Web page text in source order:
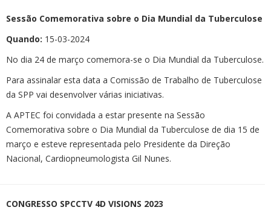
Sessão Comemorativa sobre o Dia Mundial da Tuberculose
Quando: 15-03-2024
No dia 24 de março comemora-se o Dia Mundial da Tuberculose.
Para assinalar esta data a Comissão de Trabalho de Tuberculose
da SPP vai desenvolver várias iniciativas.
A APTEC foi convidada a estar presente na Sessão
Comemorativa sobre o Dia Mundial da Tuberculose de dia 15 de
março e esteve representada pelo Presidente da Direção
Nacional, Cardiopneumologista Gil Nunes.
CONGRESSO SPCCTV 4D VISIONS 2023